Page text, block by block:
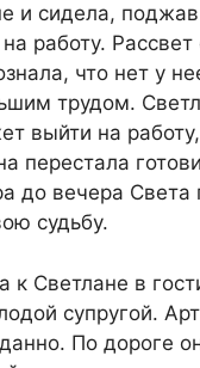
и сидела,
работу.
что нет у
трудом.
выйти на
перестала
до вечера
судьбу.
Светлане в
супругой.
По дороге